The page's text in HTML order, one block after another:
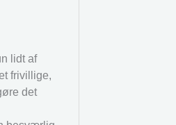
lidt af
frivillige,
det